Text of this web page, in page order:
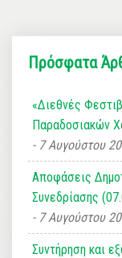
Πρόσφατα
«Διεθνές
Παραδοσιακών
7 Αυγούστου
Αποφάσεις
Συνεδρίασης
7 Αυγούστου
Συντήρηση και